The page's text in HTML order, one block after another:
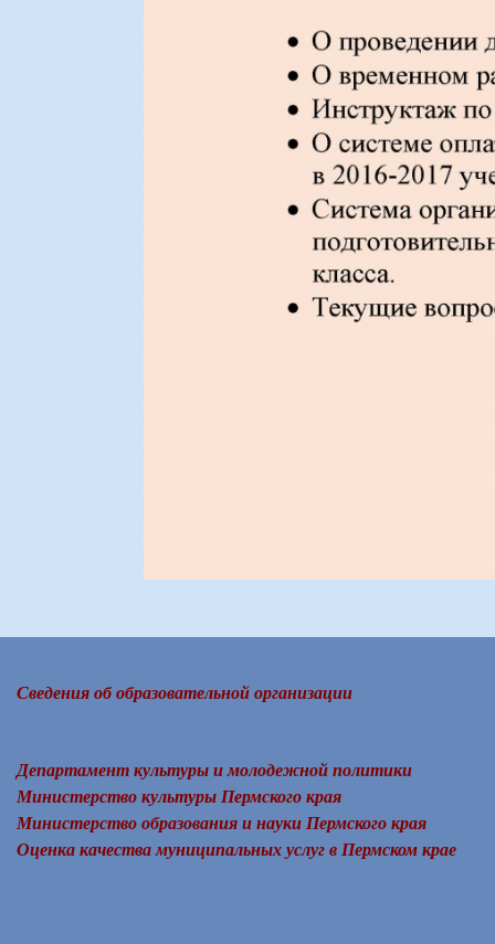
Сведения об образовательной организации
Департамент культуры и молодежной политики
Министерство культуры Пермского края
Министерство образования и науки Пермского края
Оценка качества муниципальных услуг в Пермском крае